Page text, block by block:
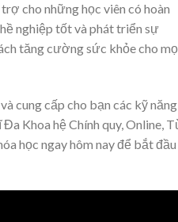
cho những học viên có hoàn
nghiệp tốt và phát triển sự
tăng cường sức khỏe cho
cung cấp cho bạn các kỹ năng
Khoa hệ Chính quy, Online,
học ngay hôm nay để bắt đầu